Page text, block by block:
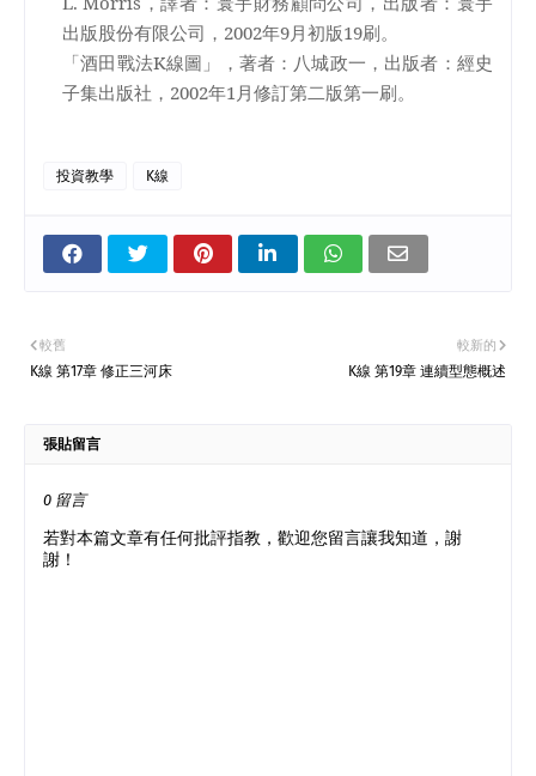
出版股份有限公司， 2002年9月初版19刷。
「酒田戰法K線圖」，著者：八城政一，出版者：經史
子集出版社， 2002年1 月修訂第二版第一刷。
投資教學 K線
較新的
K線 第19章 連續型態概述
較舊
K線 第17章 修正三河床
張貼留言
0 留言
若對本篇文章有任何批評指教，歡迎您留言讓我知道，謝
謝！